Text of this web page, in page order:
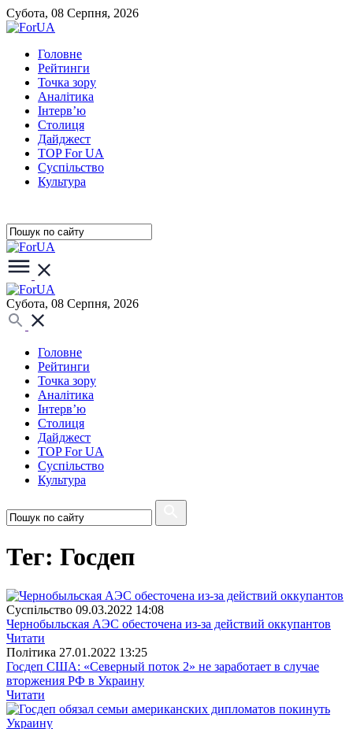
Субота, 08 Серпня, 2026
Головне
Рейтинги
Точка зору
Аналітика
Інтерв’ю
Столиця
Дайджест
TOP For UA
Суспiльство
Культура
Субота, 08 Серпня, 2026
Головне
Рейтинги
Точка зору
Аналітика
Інтерв’ю
Столиця
Дайджест
TOP For UA
Суспiльство
Культура
Тег: Госдеп
Суспiльство 09.03.2022 14:08
Чернобыльская АЭС обесточена из-за действий оккупантов
Читати
Полiтика 27.01.2022 13:25
Госдеп США: «Северный поток 2» не заработает в случае
вторжения РФ в Украину
Читати